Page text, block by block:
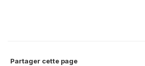
Partager cette page